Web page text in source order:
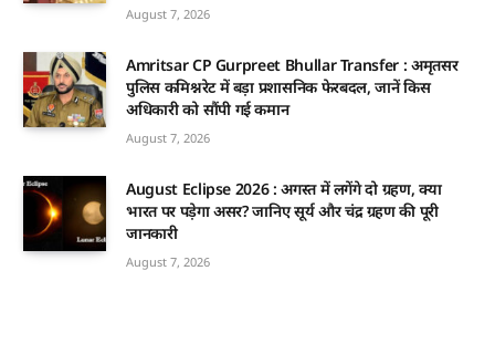
August 7, 2026
Amritsar CP Gurpreet Bhullar Transfer : अमृतसर
पुलिस कमिश्नरेट में बड़ा प्रशासनिक फेरबदल, जानें किस
अधिकारी को सौंपी गई कमान
August 7, 2026
August Eclipse 2026 : अगस्त में लगेंगे दो ग्रहण, क्या
भारत पर पड़ेगा असर? जानिए सूर्य और चंद्र ग्रहण की पूरी
जानकारी
August 7, 2026